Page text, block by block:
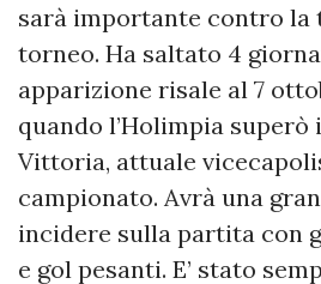
sarà importante contro la
torneo. Ha saltato 4
apparizione risale al 7
quando l’Holimpia superò
Vittoria, attuale
campionato. Avrà una
incidere sulla partita con
e gol pesanti. E’ stato